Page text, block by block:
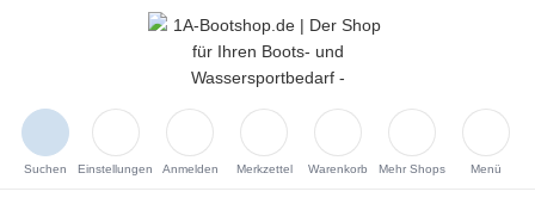
Suchen Einstellungen Anmelden Merkzettel Warenkorb Mehr Shops Menü